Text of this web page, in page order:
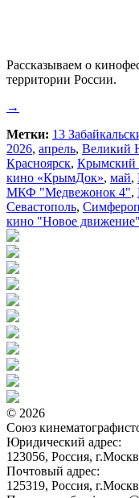
Рассказываем о
территории России.
→
Метки: 13
2026, апрель, Великий
Красноярск, Крымский
кино «КрымДок», май,
МКФ "Медвежонок 4",
Севастополь,
кино "Новое движение"
© 2026
Союз
Юридический адрес:
123056, Россия,
Почтовый адрес:
125319, Россия,